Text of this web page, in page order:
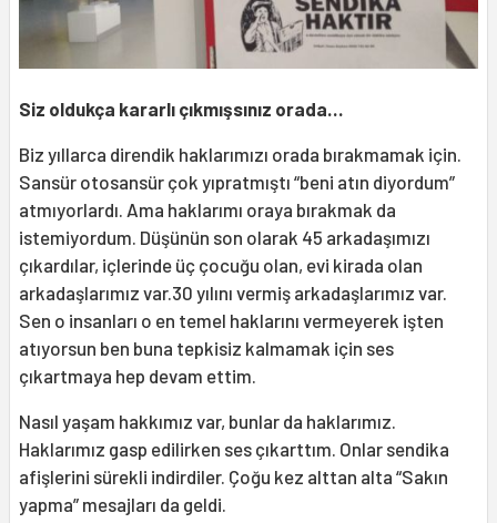
Siz oldukça kararlı çıkmışsınız orada…
Biz yıllarca direndik haklarımızı orada bırakmamak için.
Sansür otosansür çok yıpratmıştı “beni atın diyordum”
atmıyorlardı. Ama haklarımı oraya bırakmak da
istemiyordum. Düşünün son olarak 45 arkadaşımızı
çıkardılar, içlerinde üç çocuğu olan, evi kirada olan
arkadaşlarımız var.30 yılını vermiş arkadaşlarımız var.
Sen o insanları o en temel haklarını vermeyerek işten
atıyorsun ben buna tepkisiz kalmamak için ses
çıkartmaya hep devam ettim.
Nasıl yaşam hakkımız var, bunlar da haklarımız.
Haklarımız gasp edilirken ses çıkarttım. Onlar sendika
afişlerini sürekli indirdiler. Çoğu kez alttan alta “Sakın
yapma” mesajları da geldi.